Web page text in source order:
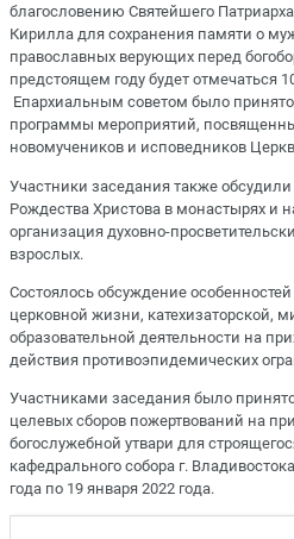
благословению Святейшего
Кирилла для сохранения памяти о
православных верующих перед
предстоящем году будет отмечаться
Епархиальным советом было
программы мероприятий,
новомучеников и исповедников
Участники заседания также
Рождества Христова в монастырях и
организация духовно-
взрослых.
Состоялось обсуждение
церковной жизни, катехизаторской,
образовательной деятельности на
действия противоэпидемических
Участниками заседания было
целевых сборов пожертвований на
богослужебной утвари для
кафедрального собора г.
года по 19 января 2022 года.